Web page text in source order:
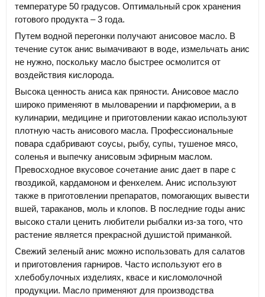
температуре 50 градусов. Оптимальный срок хранения
готового продукта – 3 года.
Путем водной перегонки получают анисовое масло. В
течение суток анис вымачивают в воде, измельчать анис
не нужно, поскольку масло быстрее осмолится от
воздействия кислорода.
Высока ценность аниса как пряности. Анисовое масло
широко применяют в мыловарении и парфюмерии, а в
кулинарии, медицине и приготовлении какао используют
плотную часть анисового масла. Профессиональные
повара сдабривают соусы, рыбу, супы, тушеное мясо,
соленья и выпечку анисовым эфирным маслом.
Превосходное вкусовое сочетание анис дает в паре с
гвоздикой, кардамоном и фенхелем. Анис используют
также в приготовлении препаратов, помогающих вывести
вшей, тараканов, моль и клопов. В последние годы анис
высоко стали ценить любители рыбалки из-за того, что
растение является прекрасной душистой приманкой.
Свежий зеленый анис можно использовать для салатов
и приготовления гарниров. Часто используют его в
хлебобулочных изделиях, квасе и кисломолочной
продукции. Масло применяют для производства